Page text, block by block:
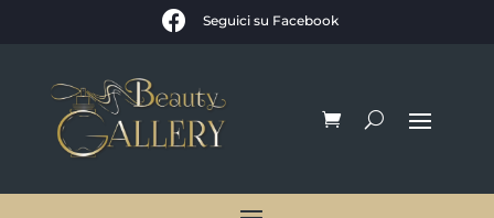
 Seguici su Facebook